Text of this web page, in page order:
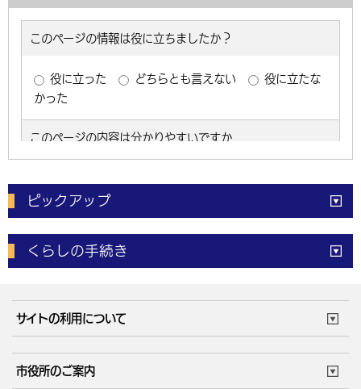
ピックアップ
電子申請 窓口の混雑状況
体育施設予約状況 ご意見・ご要望
くらしの手続き
成人・仕事
住まい・引越 ごみ・環境
サイトの利用について
市役所のご案内